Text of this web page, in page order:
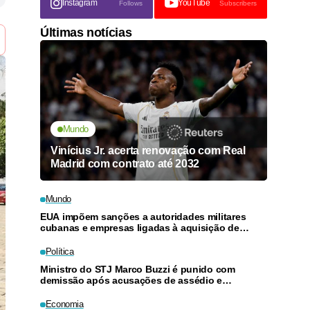
Instagram Follows YouTube Subscribers
Últimas notícias
Mundo
Vinícius Jr. acerta renovação com Real
Madrid com contrato até 2032
Mundo
EUA impõem sanções a autoridades militares
cubanas e empresas ligadas à aquisição de
Política
Ministro do STJ Marco Buzzi é punido com
demissão após acusações de assédio e
Economia